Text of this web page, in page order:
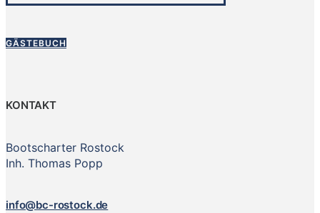
GÄSTEBUCH
KONTAKT
Bootscharter Rostock
Inh. Thomas Popp
info@bc-rostock.de